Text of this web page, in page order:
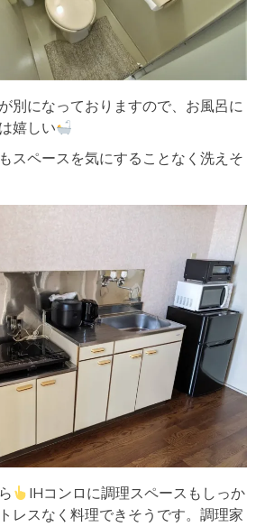
別になっておりますので、お風呂に
嬉しい
スペースを気にすることなく洗えそ
IHコンロに調理スペースもしっか
レスなく料理できそうです。調理家